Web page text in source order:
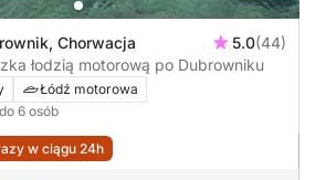
Chorwacja 5.0(44)
łodzią motorową po Dubrowniku
Łódź motorowa
6 osób
w ciągu 24h